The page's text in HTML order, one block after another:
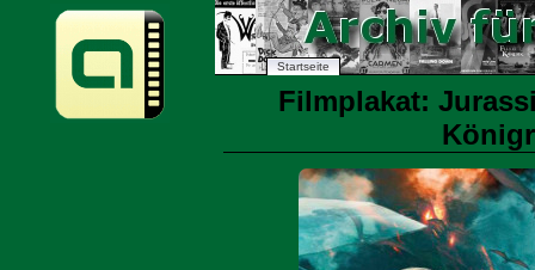
Startseite
Filmplakat: